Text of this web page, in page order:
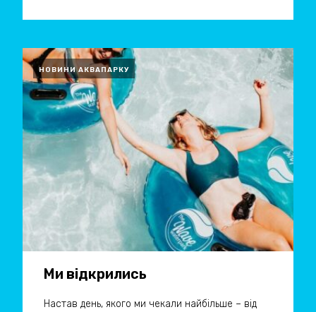
Ми відкрились
НОВИНИ АКВАПАРКУ
Настав день, якого ми чекали найбільше – від